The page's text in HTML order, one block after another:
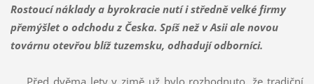
Rostoucí náklady a byrokracie nutí i středně velké firmy
přemýšlet o odchodu z Česka. Spíš než v Asii ale novou
továrnu otevřou blíž tuzemsku, odhadují odborníci.
Před dvěma lety v zimě už bylo rozhodnuto, že tradiční